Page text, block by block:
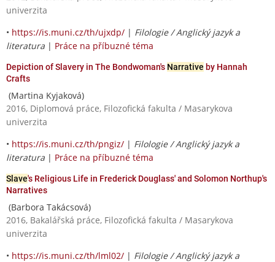
univerzita
• https://is.muni.cz/th/ujxdp/ | Filologie / Anglický jazyk a
literatura | Práce na příbuzné téma
Depiction of Slavery in The Bondwoman's Narrative by Hannah
Crafts
(Martina Kyjaková)
2016, Diplomová práce, Filozofická fakulta / Masarykova
univerzita
• https://is.muni.cz/th/pngiz/ | Filologie / Anglický jazyk a
literatura | Práce na příbuzné téma
Slave's Religious Life in Frederick Douglass' and Solomon Northup's
Narratives
(Barbora Takácsová)
2016, Bakalářská práce, Filozofická fakulta / Masarykova
univerzita
• https://is.muni.cz/th/lml02/ | Filologie / Anglický jazyk a